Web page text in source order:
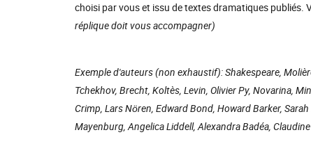
choisi par vous et issu de textes dramatiques publiés.
réplique doit vous accompagner)
Exemple d'auteurs (non exhaustif): Shakespeare,
Tchekhov, Brecht, Koltès, Levin, Olivier Py, Novarina,
Crimp, Lars Nören, Edward Bond, Howard Barker,
Mayenburg, Angelica Liddell, Alexandra Badéa,